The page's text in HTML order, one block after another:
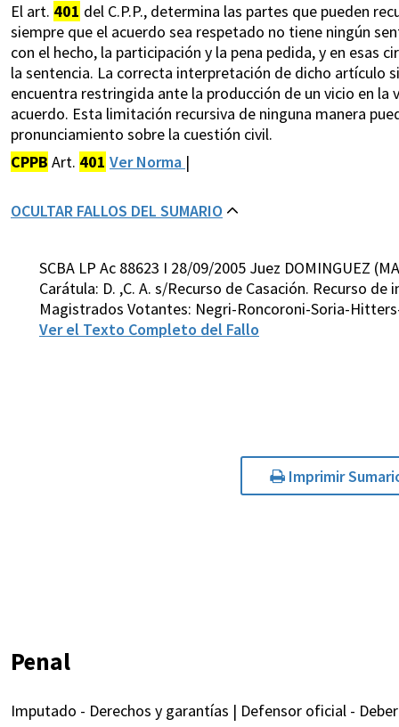
El art. 401 del C.P.P., determina las partes que pueden
siempre que el acuerdo sea respetado no tiene ningún
con el hecho, la participación y la pena pedida, y en esas
la sentencia. La correcta interpretación de dicho artículo
encuentra restringida ante la producción de un vicio en
acuerdo. Esta limitación recursiva de ninguna manera
pronunciamiento sobre la cuestión civil.
CPPB Art. 401 Ver Norma |
OCULTAR FALLOS DEL SUMARIO
SCBA LP Ac 88623 I 28/09/2005 Juez DOMINGUEZ
Carátula: D. ,C. A. s/Recurso de Casación. Recurso de
Magistrados Votantes: Negri-Roncoroni-Soria-
Ver el Texto Completo del Fallo
Imprimir
Penal
Imputado - Derechos y garantías | Defensor oficial -